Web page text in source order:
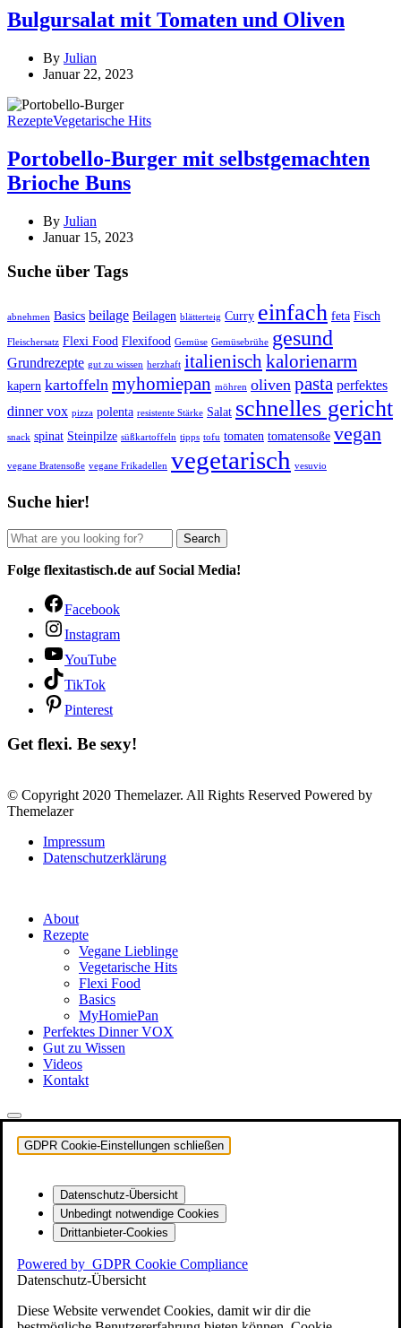
Bulgursalat mit Tomaten und Oliven
By Julian
Januar 22, 2023
RezepteVegetarische Hits
Portobello-Burger mit selbstgemachten
Brioche Buns
By Julian
Januar 15, 2023
Suche über Tags
abnehmen Basics beilage Beilagen blätterteig Curry einfach feta Fisch
Fleischersatz Flexi Food Flexifood Gemüse Gemüsebrühe gesund
Grundrezepte gut zu wissen herzhaft italienischkalorienarm
kapern kartoffeln myhomiepan möhren oliven pasta perfektes
dinner vox pizza polenta resistente Stärke Salat schnelles gericht
snack spinat Steinpilze süßkartoffeln tipps tofu tomaten tomatensoße vegan
vegane Bratensoße vegane Frikadellen vegetarisch vesuvio
Suche hier!
Search
Folge flexitastisch.de auf Social Media!
Facebook
Instagram
YouTube
TikTok
Pinterest
Get flexi. Be sexy!
© Copyright 2020 Themelazer. All Rights Reserved Powered by
Themelazer
Impressum
Datenschutzerklärung
About
Rezepte
Vegane Lieblinge
Vegetarische Hits
Flexi Food
Basics
MyHomiePan
Perfektes Dinner VOX
Gut zu Wissen
Videos
Kontakt
GDPR Cookie-Einstellungen schließen
Datenschutz-Übersicht
Unbedingt notwendige Cookies
Drittanbieter-Cookies
Powered by GDPR Cookie Compliance
Datenschutz-Übersicht
Diese Website verwendet Cookies, damit wir dir die